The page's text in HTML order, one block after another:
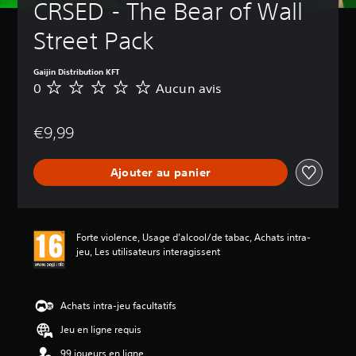
CRSED - The Bear of Wall
Street Pack
Gaijin Distribution KFT
A
u
a
v
0 Aucun avis
€9,99
Ajouter au panier
Forte violence, Usage d’alcool/de tabac, Achats intra-
jeu, Les utilisateurs interagissent
Achats intra-jeu facultatifs
Jeu en ligne requis
99 joueurs en ligne